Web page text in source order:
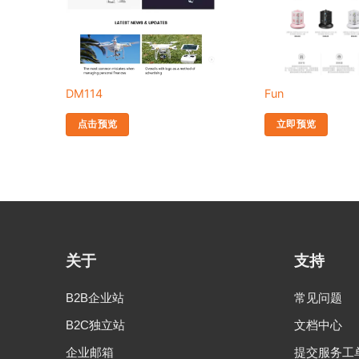
DM114
点击预览
Fun
立即预览
关于
B2B企业站
B2C独立站
企业邮箱
支持
常见问题
文档中心
提交服务工